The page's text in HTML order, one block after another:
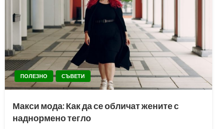
ПОЛЕЗНО СЪВЕТИ
Макси мода: Как да се обличат жените с
наднормено тегло